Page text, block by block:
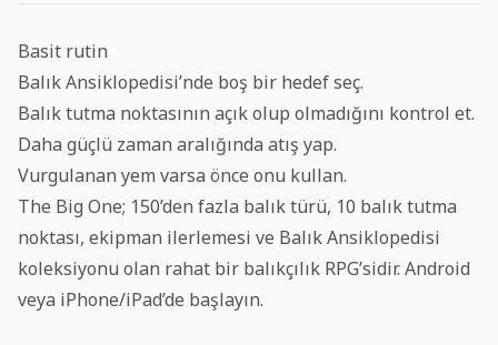
Basit rutin
Balık Ansiklopedisi’nde boş bir hedef seç.
Balık tutma noktasının açık olup olmadığını kontrol et.
Daha güçlü zaman aralığında atış yap.
Vurgulanan yem varsa önce onu kullan.
The Big One; 150’den fazla balık türü, 10 balık tutma
noktası, ekipman ilerlemesi ve Balık Ansiklopedisi
koleksiyonu olan rahat bir balıkçılık RPG’sidir. Android
veya iPhone/iPad’de başlayın.